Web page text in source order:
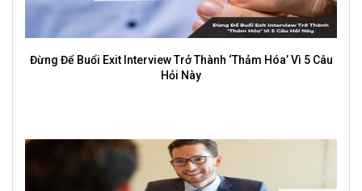
Profile cá nhân: Cách xây dựng thương hiệu tự thân giúp
bạn nổi bật trong công việc và cuộc sống